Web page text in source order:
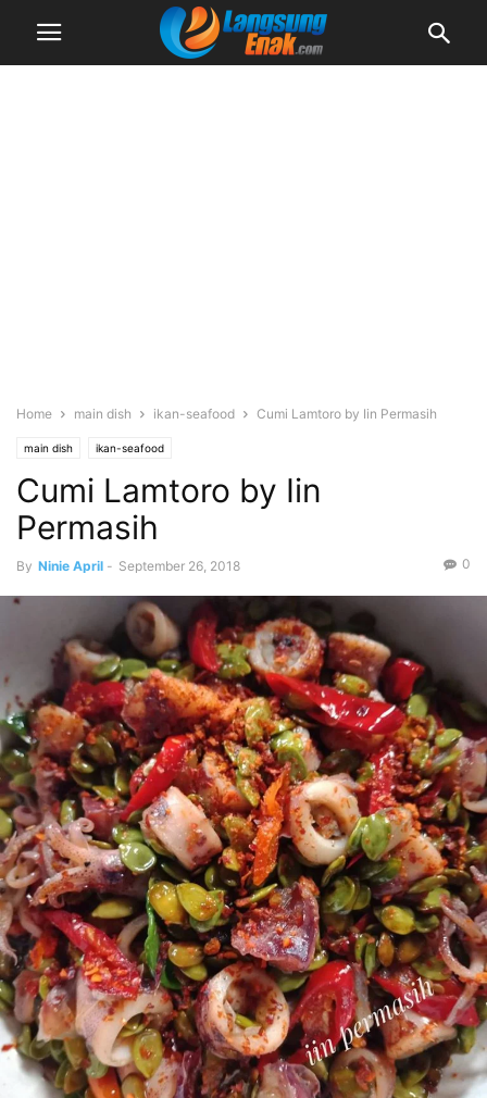
Home main dish ikan-seafood Cumi Lamtoro by Iin Permasih
main dish ikan-seafood
Cumi Lamtoro by Iin
Permasih
By Ninie April - September 26, 2018 0